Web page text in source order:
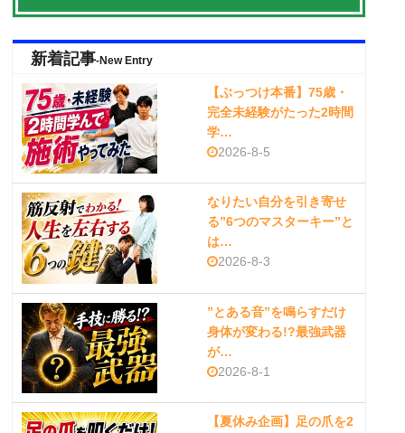
新着記事-New Entry
【ぶっつけ本番】75歳・
完全未経験がたった2時間
学…
2026-8-5
なりたい自分を引き寄せ
る”6つのマスターキー”と
は…
2026-8-3
”とある音”を鳴らすだけ
身体が変わる!?最強武器
が…
2026-8-1
【夏休み企画】足の爪を2